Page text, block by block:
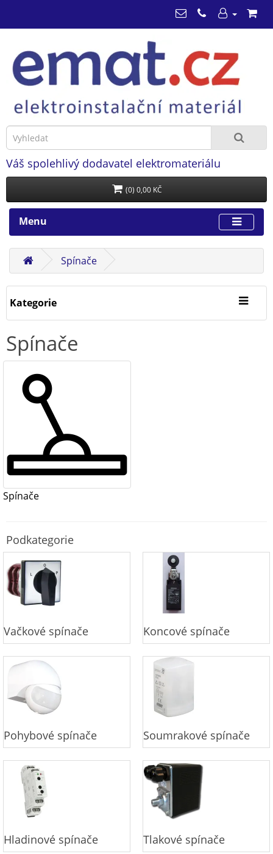
Váš spolehlivý dodavatel elektromateriálu
(0) 0,00 KČ
Menu
Spínače
Kategorie
Spínače
Spínače
Podkategorie
Vačkové spínače Koncové spínače
Pohybové spínače Soumrakové spínače
Hladinové spínače Tlakové spínače